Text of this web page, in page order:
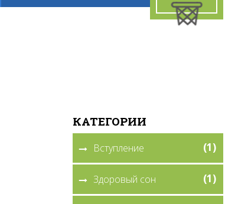
КАТЕГОРИИ
Вступление (1)
Здоровый сон (1)